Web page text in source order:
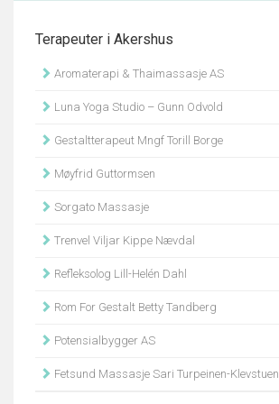
Terapeuter i Akershus
Aromaterapi & Thaimassasje AS
Luna Yoga Studio – Gunn Odvold
Gestaltterapeut Mngf Torill Borge
Møyfrid Guttormsen
Sorgato Massasje
Trenvel Viljar Kippe Nævdal
Refleksolog Lill-Helén Dahl
Rom For Gestalt Betty Tandberg
Potensialbygger AS
Fetsund Massasje Sari Turpeinen-Klevstuen